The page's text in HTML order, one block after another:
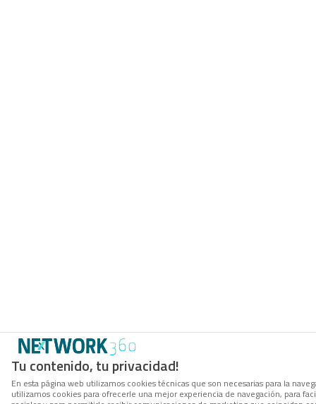
Tu contenido, tu privacidad!
En esta página web utilizamos cookies técnicas que son necesarias para la
utilizamos cookies para ofrecerle una mejor experiencia de navegación, para